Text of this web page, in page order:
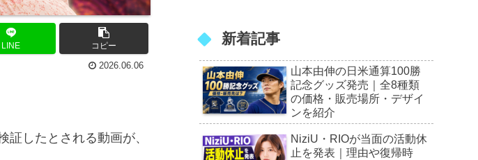
LINE コピー
2026.06.06
したとされる動画が、
新着記事
山本由伸の日米通算100勝
記念グッズ発売｜全8種類
の価格・販売場所・デザイ
ンを紹介
NiziU・RIOが当面の活動休
止を発表｜理由や復帰時